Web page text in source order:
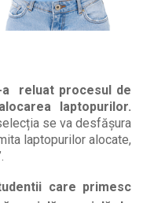
reluat procesul de
laptopurilor.
se va desfășura
laptopurilor alocate,
care primesc